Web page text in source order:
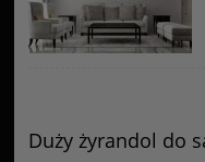
Duży żyrandol do